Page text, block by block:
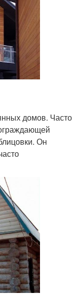
домов. Часто
Он